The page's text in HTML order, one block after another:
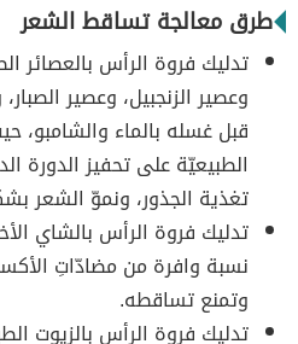
طرق معالجة تساقط الشعر
تدليك فروة الرأس بالعصائر
وعصير الزنجبيل، وعصير
قبل غسله بالماء والشامبو،
الطبيعيّة على تحفيز الدورة
تغذية الجذور، ونموّ الشعر
تدليك فروة الرأس بالشاي
نسبة وافرة من مضادّاتِ
وتمنع تساقطه.
تدليك فروة الرأس بالزيوت